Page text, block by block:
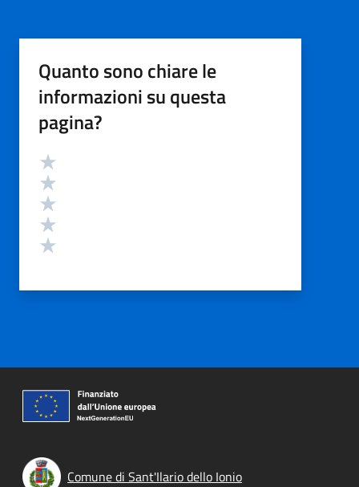
Quanto sono chiare le
informazioni su questa
pagina?
Valutazione
Comune di Sant'Ilario dello Ionio